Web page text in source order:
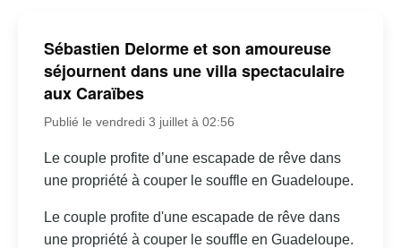
Sébastien Delorme et son amoureuse
séjournent dans une villa spectaculaire
aux Caraïbes
Publié le vendredi 3 juillet à 02:56
Le couple profite d’une escapade de rêve dans
une propriété à couper le souffle en Guadeloupe.
Le couple profite d'une escapade de rêve dans
une propriété à couper le souffle en Guadeloupe.